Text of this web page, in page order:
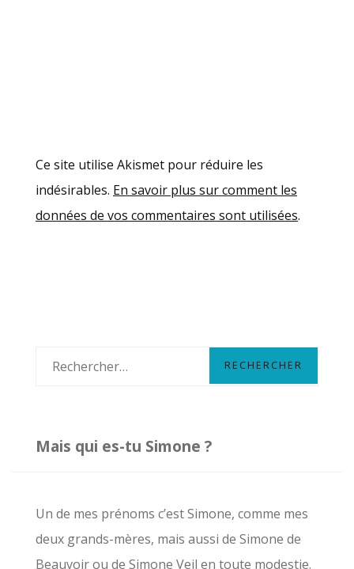
Ce site utilise Akismet pour réduire les
indésirables. En savoir plus sur comment les
données de vos commentaires sont utilisées.
c
h
e
Mais qui es-tu Simone ?
Un de mes prénoms c’est Simone, comme mes
deux grands-mères, mais aussi de Simone de
Beauvoir ou de Simone Veil en toute modestie.